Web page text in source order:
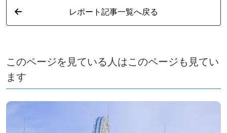
レポート記事一覧へ戻る
このページを見ている人はこのページも見てい
ます